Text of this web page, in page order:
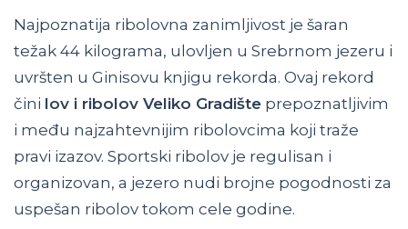
Najpoznatija ribolovna zanimljivost je šaran
težak 44 kilograma, ulovljen u Srebrnom jezeru i
uvršten u Ginisovu knjigu rekorda. Ovaj rekord
čini lov i ribolov Veliko Gradište prepoznatljivim
i među najzahtevnijim ribolovcima koji traže
pravi izazov. Sportski ribolov je regulisan i
organizovan, a jezero nudi brojne pogodnosti za
uspešan ribolov tokom cele godine.